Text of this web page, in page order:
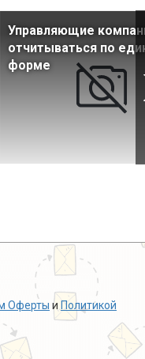
Управляющие
отчитываться по
форме
Оферты и Политикой